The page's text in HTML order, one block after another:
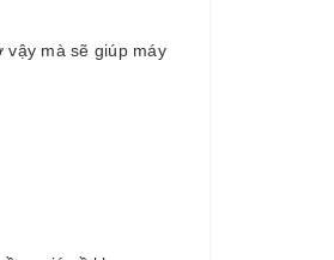
vậy mà sẽ giúp máy